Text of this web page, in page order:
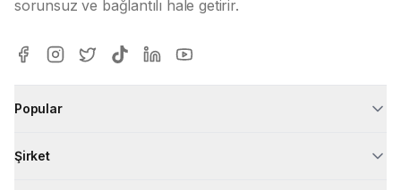
sorunsuz ve bağlantılı hale getirir.
Popular
Şirket